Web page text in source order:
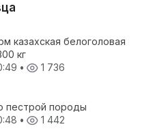
казахская белоголовая
кг
• 1 736
пестрой породы
• 1 442